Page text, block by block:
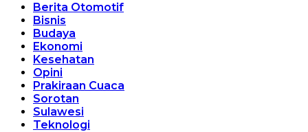
Berita Otomotif
Bisnis
Budaya
Ekonomi
Kesehatan
Opini
Prakiraan Cuaca
Sorotan
Sulawesi
Teknologi